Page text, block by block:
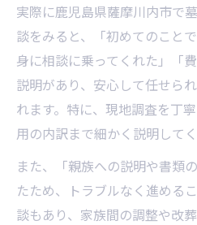
墓じまいトラブル事
費用面で失敗しない
契約前に確認したい
よくある墓じまいト
家族間のトラブルを
永代供養を含めた改葬先
墓じまい後の永代
樹木葬や納骨堂な
実際に鹿児島県薩摩川内市で
談をみると、「初めてのこと
身に相談に乗ってくれた」「
説明があり、安心して任せら
れます。特に、現地調査を丁
用の内訳まで細かく説明して
また、「親族への説明や書類
たため、トラブルなく進める
談もあり、家族間の調整や改